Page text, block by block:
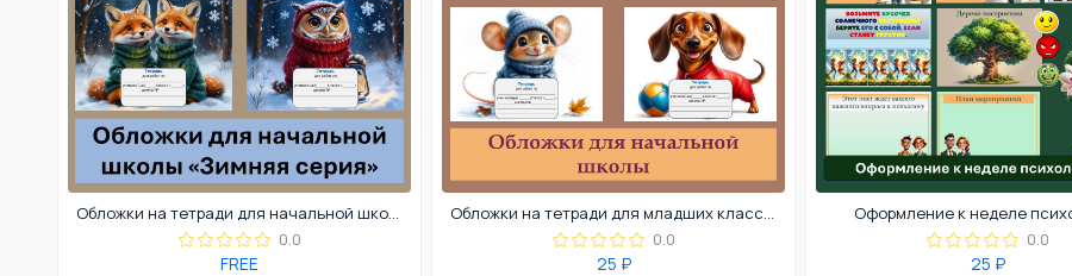
Обложки на тетради для начальной школы
0.0
FREE
Обложки на тетради для младших классов
0.0
25 ₽
Оформление к неделе
0.0
25 ₽